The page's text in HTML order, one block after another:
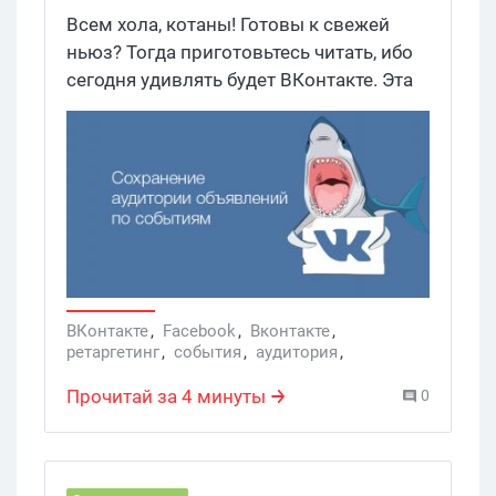
объявления по событиям
Всем хола, котаны! Готовы к свежей
ньюз? Тогда приготовьтесь читать, ибо
сегодня удивлять будет ВКонтакте. Эта
соцсеть запустила сбор аудитории
объявления по событиям, что позволит
сохранять пользователей, которые
видели ваши записи или отреагировали
на них.
ВКонтакте, Facebook, Вконтакте,
ретаргетинг, события, аудитория,
Ретаргетинг,Интернет-магазины
Прочитай за 4 минуты 0